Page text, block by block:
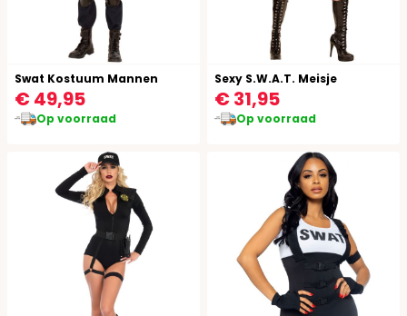
Swat Kostuum Mannen
€ 49,95
Op voorraad
Sexy S.W.A.T. Meisje
€ 31,95
Op voorraad